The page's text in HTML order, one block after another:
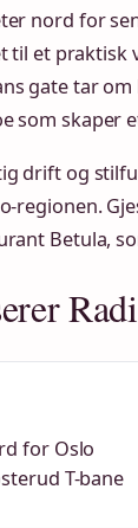
nord for
til et praktisk
gate tar
som
drift og
regionen.
Betula,
for Oslo
T-bane